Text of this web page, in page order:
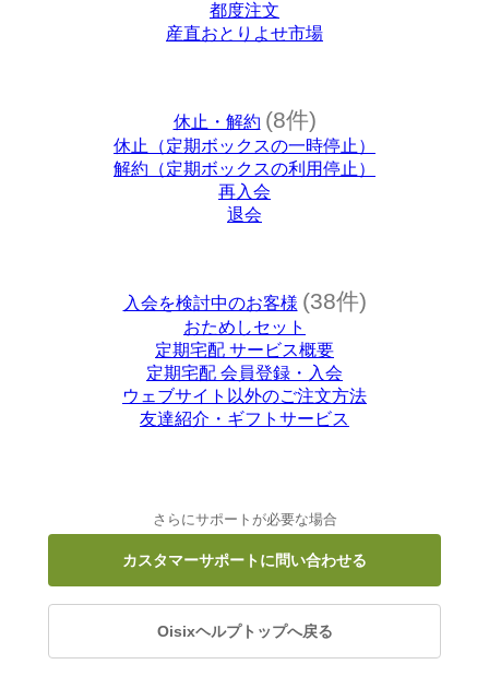
都度注文
産直おとりよせ市場
休止・解約 (8件)
休止（定期ボックスの一時停止）
解約（定期ボックスの利用停止）
再入会
退会
入会を検討中のお客様 (38件)
おためしセット
定期宅配 サービス概要
定期宅配 会員登録・入会
ウェブサイト以外のご注文方法
友達紹介・ギフトサービス